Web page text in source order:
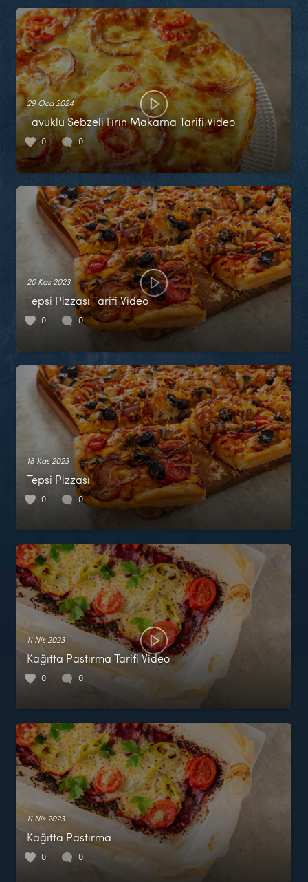
29 Oca 2024
Tavuklu Sebzeli Fırın Makarna Tarifi Video
0 0
20 Kas 2023
Tepsi Pizzası Tarifi Video
0 0
18 Kas 2023
Tepsi Pizzası
0 0
11 Nis 2023
Kağıtta Pastırma Tarifi Video
0 0
11 Nis 2023
Kağıtta Pastırma
0 0